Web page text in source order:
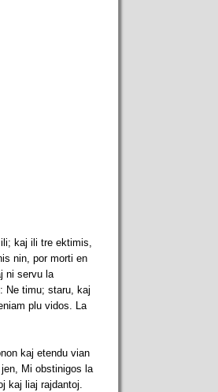
kaj ili tre ektimis,
nin, por morti en
ni servu la
Ne timu; staru, kaj
plu vidos. La
kaj etendu vian
Mi obstinigos la
kaj liaj rajdantoj.